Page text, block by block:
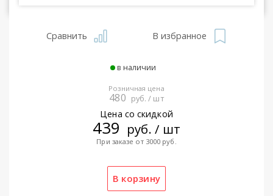
Сравнить В избранное
в наличии
Розничная цена
480 руб. / шт
Цена со скидкой
439 руб. / шт
При заказе от 3000 руб.